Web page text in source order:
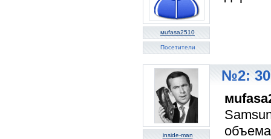
мufasa2510
Посетители
inside-man
№2: 30